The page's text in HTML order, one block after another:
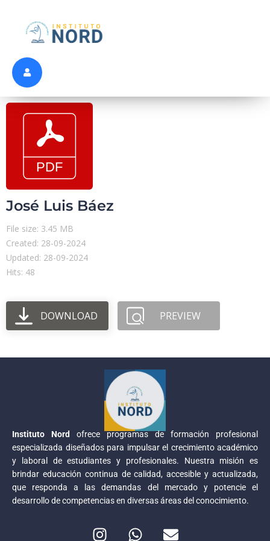
José Luis Báez
File size: 3.45 MB
Created: 28-09-2024
Updated: 28-09-2024
Hits: 48
DOWNLOAD PREVIEW
Instituto Nord
ofrece programas de formación profesional
especializada diseñados para impulsar el crecimiento académico
y laboral de estudiantes y profesionales. Nuestra misión es
brindar educación continua de calidad, accesible y actualizada,
que responda a las demandas del mercado y potencie el
desarrollo de competencias en diversas áreas del conocimiento.